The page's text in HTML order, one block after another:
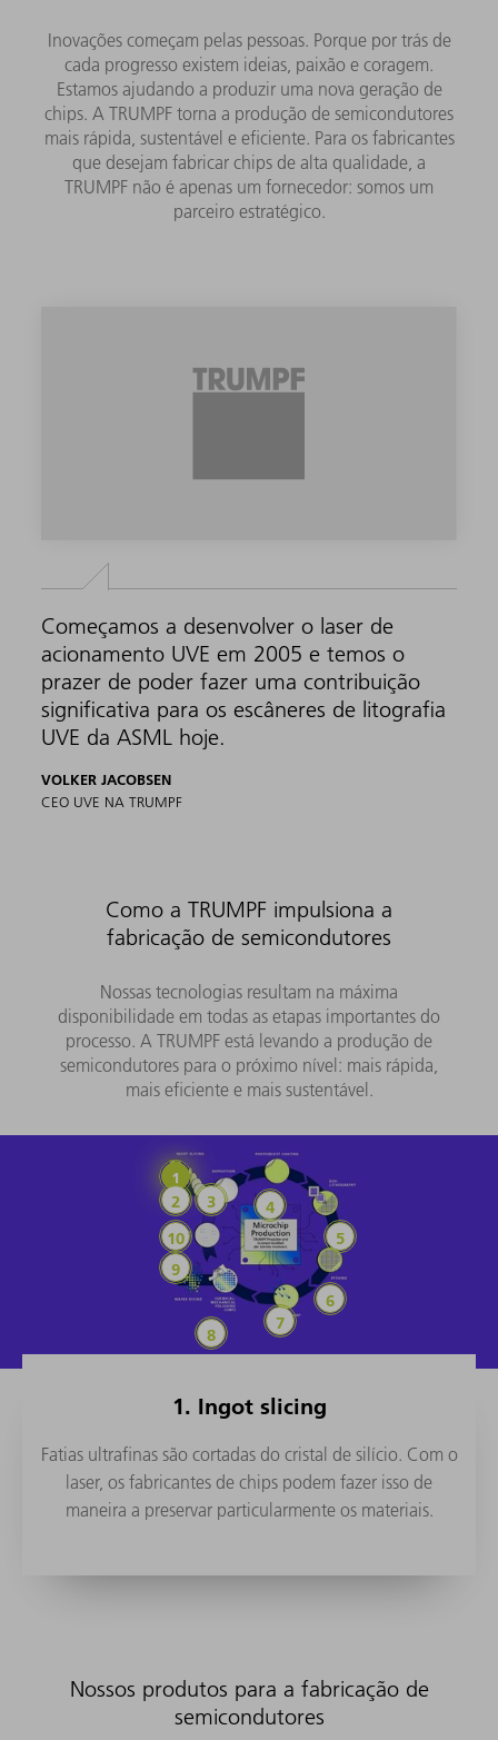
Inovações começam pelas pessoas. Porque por trás de
cada progresso existem ideias, paixão e coragem.
Estamos ajudando a produzir uma nova geração de
chips. A TRUMPF torna a produção de semicondutores
mais rápida, sustentável e eficiente. Para os fabricantes
que desejam fabricar chips de alta qualidade, a
TRUMPF não é apenas um fornecedor: somos um
parceiro estratégico.
Começamos a desenvolver o laser de
acionamento UVE em 2005 e temos o
prazer de poder fazer uma contribuição
significativa para os escâneres de litografia
UVE da ASML hoje.
VOLKER JACOBSEN
CEO UVE NA TRUMPF
Como a TRUMPF impulsiona a
fabricação de semicondutores
Nossas tecnologias resultam na máxima
disponibilidade em todas as etapas importantes do
processo. A TRUMPF está levando a produção de
semicondutores para o próximo nível: mais rápida,
mais eficiente e mais sustentável.
Ingot slicing
Bare wafer
DepositionPhotoresist coating
Litografia UVE
Etching
Ion implant
Chemical Mechanical Polishing
Wafer Dicing
Testing
1. Ingot slicing
Fatias ultrafinas são cortadas do cristal de silício. Com o
laser, os fabricantes de chips podem fazer isso de
maneira a preservar particularmente os materiais.
Nossos produtos para a fabricação de
semicondutores